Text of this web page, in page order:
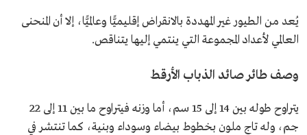
يُعد من الطيور غير المهددة بالانقراض إقليميًّا وعالميًّا، إلا أن المنحنى
العالمي لأعداد المجموعة التي ينتمي إليها يتناقص.
وصف طائر صائد الذباب الأرقط
يتراوح طوله بين 14 إلى 15 سم، أما وزنه فيتراوح ما بين 11 إلى 22
جم، وله تاج ملون بخطوط بيضاء وسوداء وبنية، كما تنتشر في